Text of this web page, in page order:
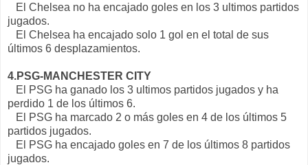
El Chelsea no ha encajado goles en los 3 ultimos partidos
jugados.
El Chelsea ha encajado solo 1 gol en el total de sus
últimos 6 desplazamientos.
4.PSG-MANCHESTER CITY
El PSG ha ganado los 3 ultimos partidos jugados y ha
perdido 1 de los últimos 6.
El PSG ha marcado 2 o más goles en 4 de los últimos 5
partidos jugados.
El PSG ha encajado goles en 7 de los últimos 8 partidos
jugados.